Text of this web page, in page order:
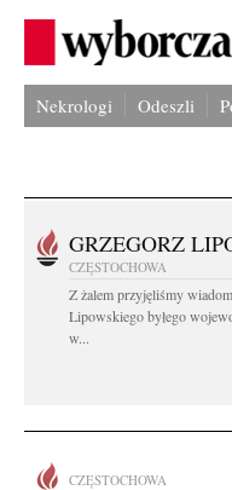
Nekrologi Odeszli
GRZEGORZ
CZĘSTOCHOWA
Z żalem przyjęliśmy
Lipowskiego byłego
w...
CZĘSTOCHOWA